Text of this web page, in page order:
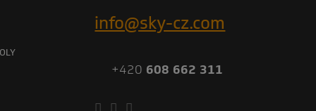
info@sky-cz.com
+420 608 662 311